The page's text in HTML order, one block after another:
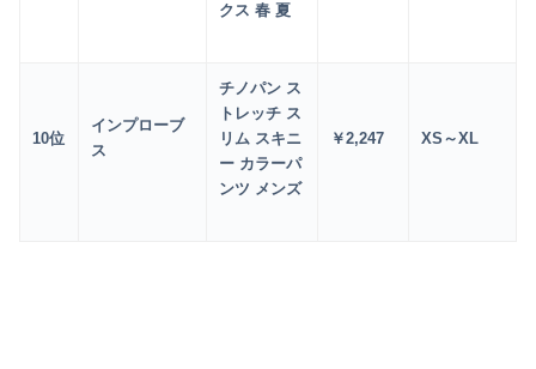
クス 春 夏
10位
インプローブ
ス
チノパン ス
トレッチ ス
リム スキニ
ー カラーパ
ンツ メンズ
￥2,247 XS～XL